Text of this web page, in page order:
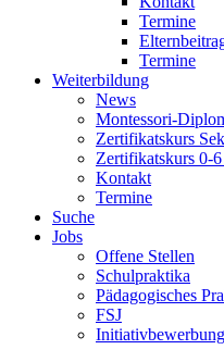
Termine
Termine
Weiterbildung
News
Montessori-
Zertifikatskurs
Zertifikatskurs 0-6
Kontakt
Termine
Suche
Jobs
Offene Stellen
Schulpraktika
Pädagogisches
FSJ
Initiativbewerbung